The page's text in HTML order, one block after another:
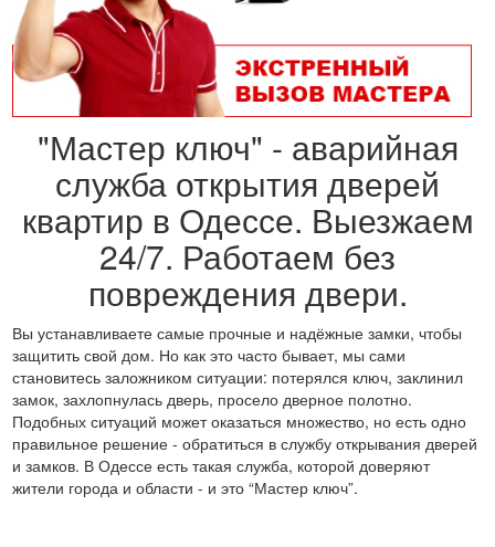
"Мастер ключ" - аварийная
служба открытия дверей
квартир в Одессе. Выезжаем
24/7. Работаем без
повреждения двери.
Вы устанавливаете самые прочные и надёжные замки, чтобы
защитить свой дом. Но как это часто бывает, мы сами
становитесь заложником ситуации: потерялся ключ, заклинил
замок, захлопнулась дверь, просело дверное полотно.
Подобных ситуаций может оказаться множество, но есть одно
правильное решение - обратиться в службу открывания дверей
и замков. В Одессе есть такая служба, которой доверяют
жители города и области - и это “Мастер ключ”.